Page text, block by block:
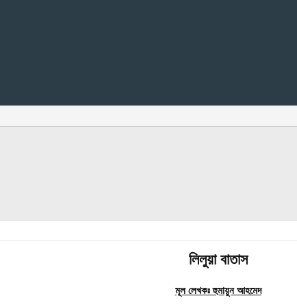
লিলুয়া বাতাস
মূল লেখকঃ হুমায়ুন আহমেদ